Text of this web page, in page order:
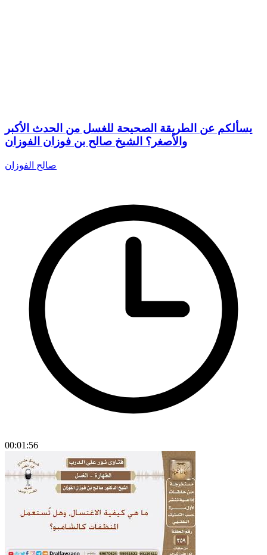
يسألكم عن الطريقة الصحيحة للغسل من الحدث الأكبر
والأصغر؟ الشيخ صالح بن فوزان الفوزان
صالح الفوزان
00:01:56